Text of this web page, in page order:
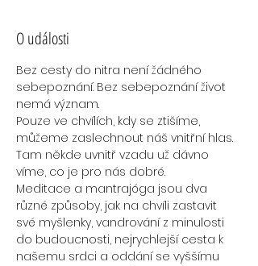
O události
Bez cesty do nitra není žádného
sebepoznání. Bez sebepoznání život
Pouze ve chvílích, kdy se ztišíme,
můžeme zaslechnout náš vnitřní hlas.
Tam někde uvnitř vzadu už dávno
Meditace a mantrajóga jsou dva
různé způsoby, jak na chvíli zastavit
své myšlenky, vandrování z minulosti
do budoucnosti, nejrychlejší cesta k
našemu srdci a oddání se vyššímu